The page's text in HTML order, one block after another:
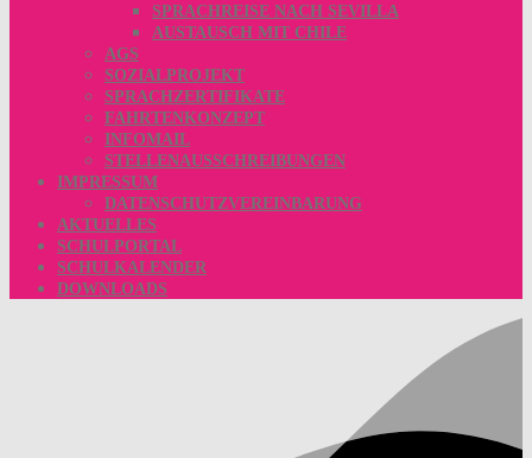
SPRACHREISE NACH SEVILLA
AUSTAUSCH MIT CHILE
AGS
SOZIALPROJEKT
SPRACHZERTIFIKATE
FAHRTENKONZEPT
INFOMAIL
STELLENAUSSCHREIBUNGEN
IMPRESSUM
DATENSCHUTZVEREINBARUNG
AKTUELLES
SCHULPORTAL
SCHULKALENDER
DOWNLOADS